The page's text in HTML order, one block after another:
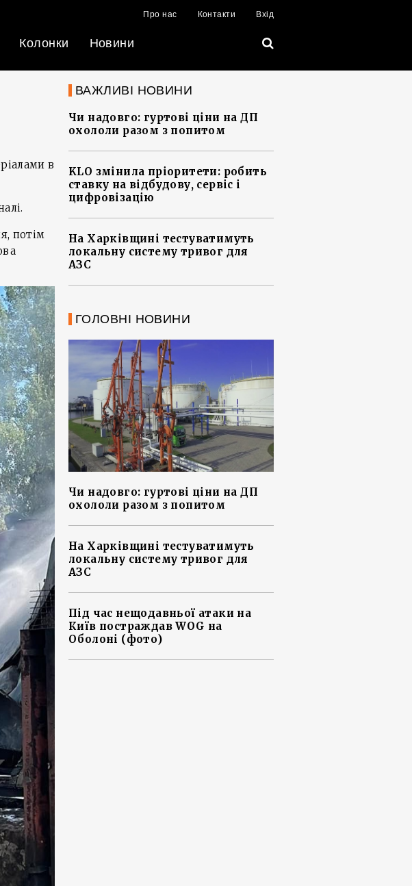
Про нас Контакти Вхід
Колонки Новини
в
потім
ВАЖЛИВІ НОВИНИ
Чи надовго: гуртові ціни на ДП
охололи разом з попитом
KLO змінила пріоритети: робить
ставку на відбудову, сервіс і
цифровізацію
На Харківщині тестуватимуть
локальну систему тривог для
АЗС
ГОЛОВНІ НОВИНИ
Чи надовго: гуртові ціни на ДП
охололи разом з попитом
На Харківщині тестуватимуть
локальну систему тривог для
АЗС
Під час нещодавньої атаки на
Київ постраждав WOG на
Оболоні (фото)